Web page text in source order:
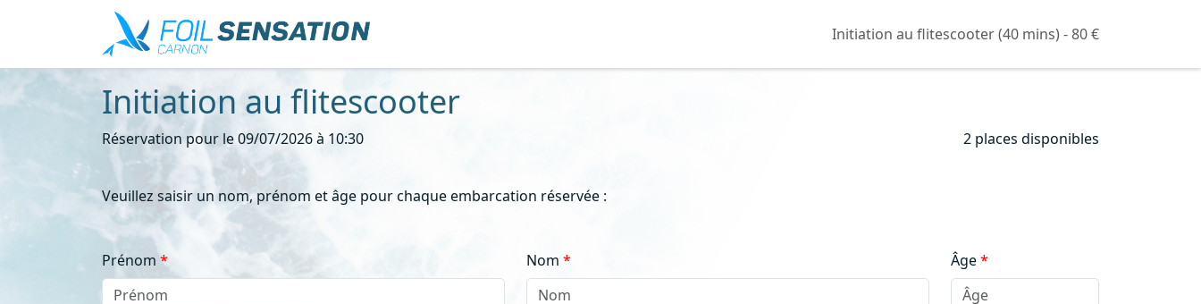
Initiation au flitescooter (40 mins) - 80 €
Initiation au flitescooter
Réservation pour le 09/07/2026 à 10:30 2 places disponibles
Veuillez saisir un nom, prénom et âge pour chaque embarcation réservée :
Prénom Nom Âge